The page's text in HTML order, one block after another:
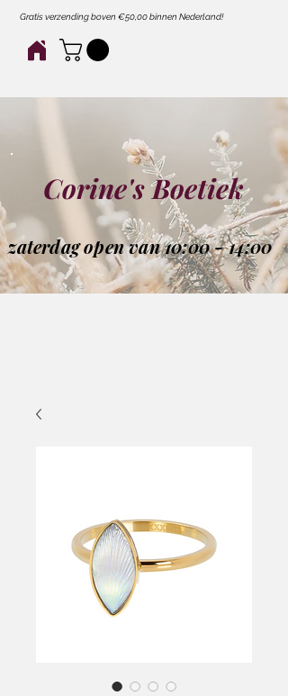
Gratis verzending boven €50,00 binnen Nederland!
Corine's Boetiek
zaterdag open van 10:00 - 14:00